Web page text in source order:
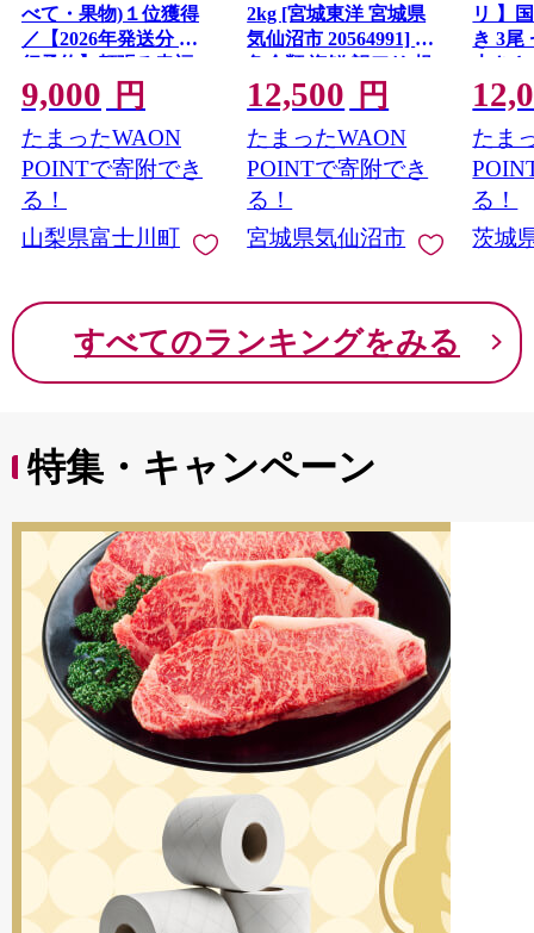
べて・果物)１位獲得
／【2026年発送分 先
行予約】頬張る幸福
感 〜緑の宝石・ シ
ャインマスカット 〜
１ｋｇ以上（２〜３
房） フルーツ 山梨県
産 果物 くだもの シャ
イン マスカット ぶど
う ブドウ 葡萄 大粒 種
9000円 九千円
9,000 円
たまったWAON
POINTで寄附でき
る！
山梨県富士川町
2kg [宮城東洋 宮城県
気仙沼市 20564991] 鮭
魚介類 海鮮 訳アリ 規
格外 不揃い さけ サケ
鮭切身 シャケ 切り身
冷凍 家庭用 おかず 弁
当 支援 サーモン 銀鮭
切り身 魚 わけあり
12,500 円
たまったWAON
POINTで寄附でき
る！
宮城県気仙沼市
リ 】
き 3尾
大き
レ・
鰻 ふ
な重
茨城
と納
たま
る！
茨城
すべてのランキングをみる
特集・キャンペーン